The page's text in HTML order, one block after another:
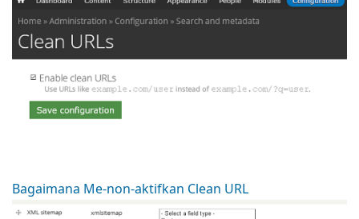
Bagaimana Me-non-aktifkan Clean URL